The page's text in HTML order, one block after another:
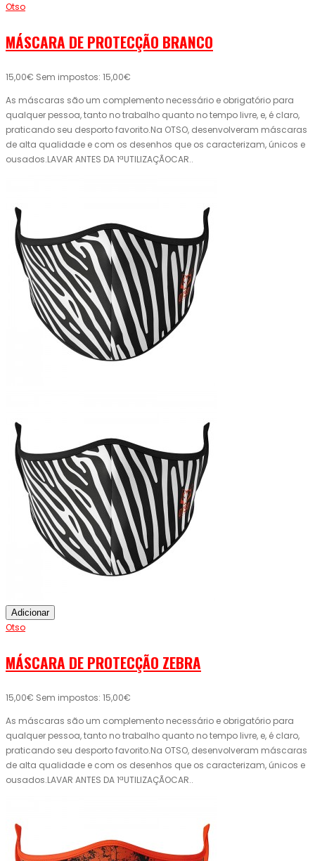
Otso
MÁSCARA DE PROTECÇÃO BRANCO
15,00€ Sem impostos: 15,00€
As máscaras são um complemento necessário e obrigatório para
qualquer pessoa, tanto no trabalho quanto no tempo livre, e, é claro,
praticando seu desporto favorito.Na OTSO, desenvolveram máscaras
de alta qualidade e com os desenhos que os caracterizam, únicos e
ousados.LAVAR ANTES DA 1ªUTILIZAÇÃOCAR..
Adicionar
Otso
MÁSCARA DE PROTECÇÃO ZEBRA
15,00€ Sem impostos: 15,00€
As máscaras são um complemento necessário e obrigatório para
qualquer pessoa, tanto no trabalho quanto no tempo livre, e, é claro,
praticando seu desporto favorito.Na OTSO, desenvolveram máscaras
de alta qualidade e com os desenhos que os caracterizam, únicos e
ousados.LAVAR ANTES DA 1ªUTILIZAÇÃOCAR..